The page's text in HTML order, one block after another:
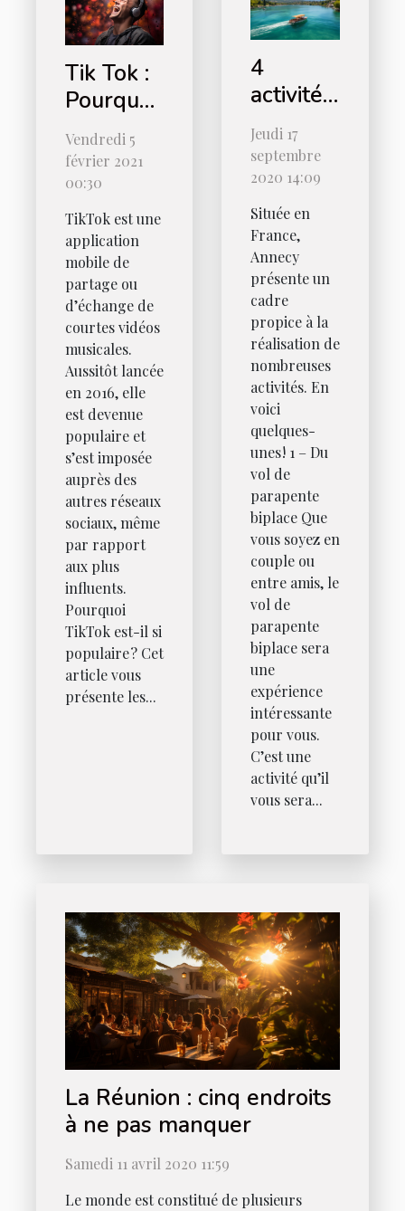
Tik Tok :
Pourquoi
ce
réseau
social
est-il
populaire
?
Vendredi 5
février 2021
00:30
TikTok est une
application
mobile de
partage ou
d’échange de
courtes vidéos
musicales.
Aussitôt lancée
en 2016, elle
est devenue
populaire et
s’est imposée
auprès des
autres réseaux
sociaux, même
par rapport
aux plus
influents.
Pourquoi
TikTok est-il si
populaire ? Cet
article vous
présente les...
4
activités
à faire à
Annecy
Jeudi 17
septembre
2020 14:09
Située en
France,
Annecy
présente un
cadre
propice à la
réalisation de
nombreuses
activités. En
voici
quelques-
unes ! 1 – Du
vol de
parapente
biplace Que
vous soyez en
couple ou
entre amis, le
vol de
parapente
biplace sera
une
expérience
intéressante
pour vous.
C’est une
activité qu’il
vous sera...
La Réunion : cinq endroits
à ne pas manquer
Samedi 11 avril 2020 11:59
Le monde est constitué de plusieurs